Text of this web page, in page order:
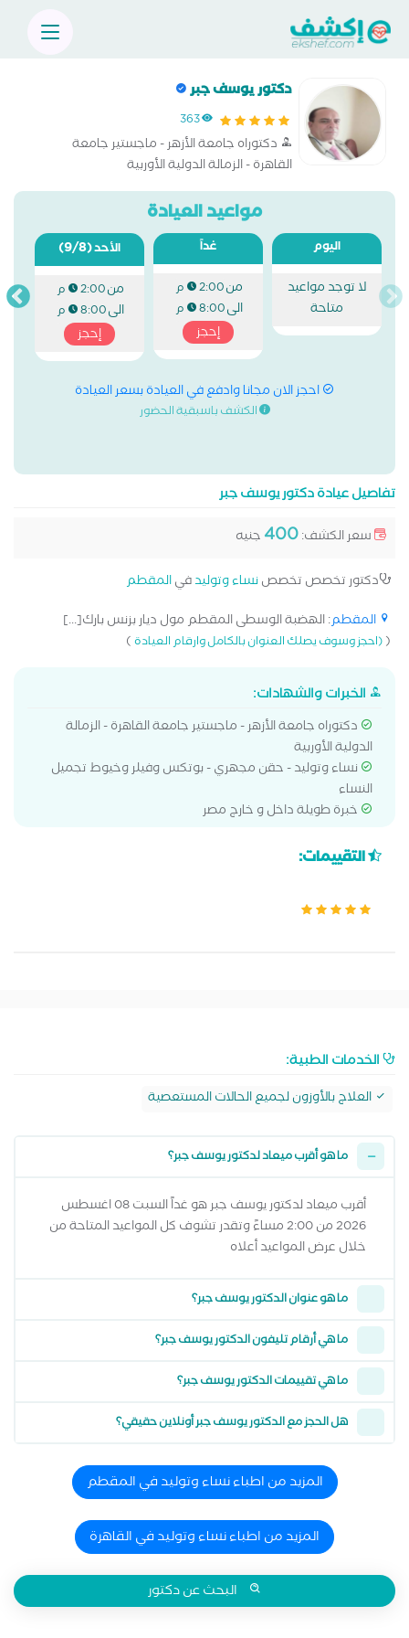
دكتور يوسف جبر
363
دكتوراه جامعة الأزهر - ماجستير جامعة
القاهرة - الزمالة الدولية الأوربية
مواعيد العيادة
اليوم
لا توجد مواعيد
متاحة
غداً
من2:00 م
الى8:00 م
إحجز
الأحد(9/8)
من2:00 م
الى8:00 م
إحجز
احجز الان مجانا وادفع في العيادة بسعر العيادة
الكشف باسبقية الحضور
تفاصيل عيادة دكتور يوسف جبر
سعر الكشف:400 جنيه
دكتور تخصص تخصصنساء وتوليدفيالمقطم
المقطم: الهضبة الوسطى المقطم مول ديار بزنس بارك[...]
((احجز وسوف يصلك العنوان بالكامل وارقام العيادة)
الخبرات والشهادات:
دكتوراه جامعة الأزهر - ماجستير جامعة القاهرة - الزمالة
الدولية الأوربية
نساء وتوليد - حقن مجهري - بوتكس وفيلر وخيوط تجميل
النساء
خبرة طويلة داخل و خارج مصر
التقييمات:
الخدمات الطبية:
العلاج بالأوزون لجميع الحالات المستعصية
ما هو أقرب ميعاد لدكتور يوسف جبر؟
أقرب ميعاد لدكتور يوسف جبر هو غداً السبت 08 اغسطس
2026 من 2:00 مساءً وتقدر تشوف كل المواعيد المتاحة من
خلال عرض المواعيد أعلاه
ما هو عنوان الدكتور يوسف جبر؟
ما هي أرقام تليفون الدكتور يوسف جبر؟
ما هي تقييمات الدكتور يوسف جبر؟
هل الحجز مع الدكتور يوسف جبر أونلاين حقيقي؟
المزيد من اطباء نساء وتوليد في المقطم
المزيد من اطباء نساء وتوليد في القاهرة
البحث عن دكتور